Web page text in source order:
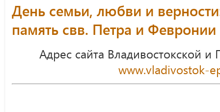
День семьи, любви и
память свв. Петра и Февронии
Адрес сайта Владивостокской
www.vladivostok-